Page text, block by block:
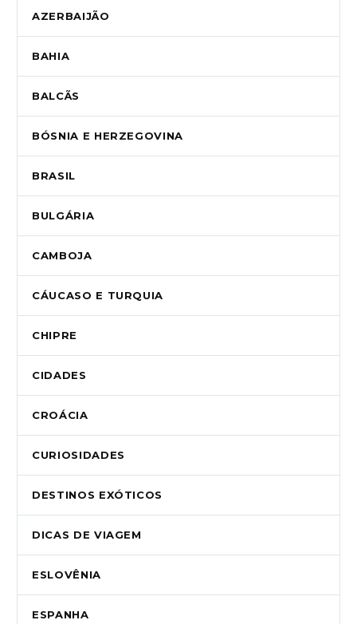
AZERBAIJÃO
BAHIA
BALCÃS
BÓSNIA E HERZEGOVINA
BRASIL
BULGÁRIA
CAMBOJA
CÁUCASO E TURQUIA
CHIPRE
CIDADES
CROÁCIA
CURIOSIDADES
DESTINOS EXÓTICOS
DICAS DE VIAGEM
ESLOVÊNIA
ESPANHA